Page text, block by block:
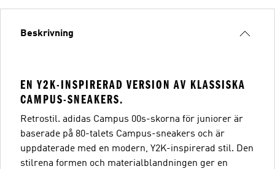
Beskrivning
EN Y2K-INSPIRERAD VERSION AV KLASSISKA
CAMPUS-SNEAKERS.
Retrostil. adidas Campus 00s-skorna för juniorer är
baserade på 80-talets Campus-sneakers och är
uppdaterade med en modern, Y2K-inspirerad stil. Den
stilrena formen och materialblandningen ger en